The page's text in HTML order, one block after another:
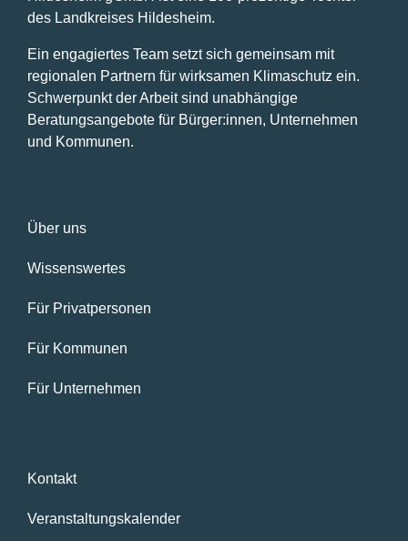
des Landkreises Hildesheim.
Ein engagiertes Team setzt sich gemeinsam mit
regionalen Partnern für wirksamen Klimaschutz ein.
Schwerpunkt der Arbeit sind unabhängige
Beratungsangebote für Bürger:innen, Unternehmen
und Kommunen.
Über uns
Wissenswertes
Für Privatpersonen
Für Kommunen
Für Unternehmen
Kontakt
Veranstaltungskalender